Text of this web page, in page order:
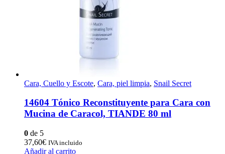
Cara, Cuello y Escote, Cara, piel limpia, Snail Secret
14604 Tónico Reconstituyente para Cara con
Mucina de Caracol, TIANDE 80 ml
0 de 5
37,60€ IVA incluido
Añadir al carrito